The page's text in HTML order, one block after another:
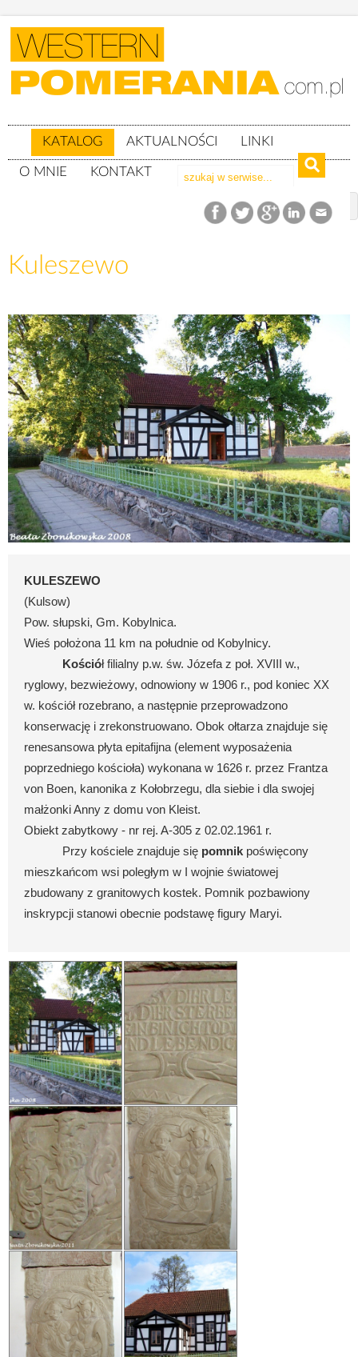
KATALOG AKTUALNOŚCI LINKI
O MNIE KONTAKT
woj. pomorskie
Kuleszewo
KULESZEWO
(Kulsow)
Pow. słupski, Gm. Kobylnica.
Wieś położona 11 km na południe od Kobylnicy.
Kościół filialny p.w. św. Józefa z poł. XVIII w.,
ryglowy, bezwieżowy, odnowiony w 1906 r., pod koniec XX
w. kościół rozebrano, a następnie przeprowadzono
konserwację i zrekonstruowano. Obok ołtarza znajduje się
renesansowa płyta epitafijna (element wyposażenia
poprzedniego kościoła) wykonana w 1626 r. przez Frantza
von Boen, kanonika z Kołobrzegu, dla siebie i dla swojej
małżonki Anny z domu von Kleist.
Obiekt zabytkowy - nr rej. A-305 z 02.02.1961 r.
Przy kościele znajduje się pomnik poświęcony
mieszkańcom wsi poległym w I wojnie światowej
zbudowany z granitowych kostek. Pomnik pozbawiony
inskrypcji stanowi obecnie podstawę figury Maryi.